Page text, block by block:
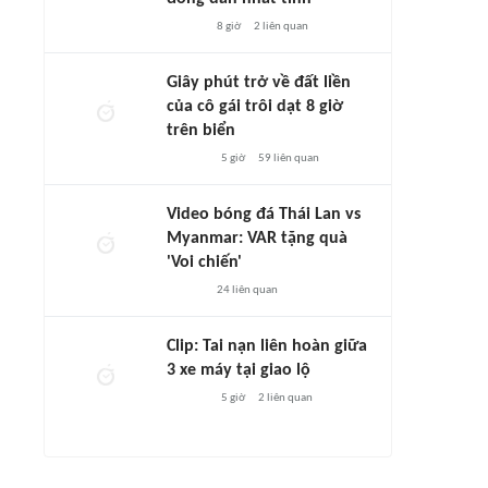
8 giờ 2 liên quan
Giây phút trở về đất liền
của cô gái trôi dạt 8 giờ
trên biển
5 giờ 59 liên quan
Video bóng đá Thái Lan vs
Myanmar: VAR tặng quà
'Voi chiến'
24liên quan
Clip: Tai nạn liên hoàn giữa
3 xe máy tại giao lộ
5 giờ 2 liên quan